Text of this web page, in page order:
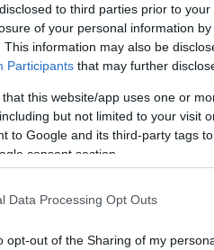
to third parties prior to
of your personal information
This information may also be
Participants that may further
that this website/app uses one or
but not limited to your visit
to Google and its third-party tags
consent section.
Data Processing Opt Outs
opt-out of the Sharing of my
οι δικηγόροι
των 72 δόσεων
και
120 δόσεις
εξέδωσε ο Δικηγορικός
4